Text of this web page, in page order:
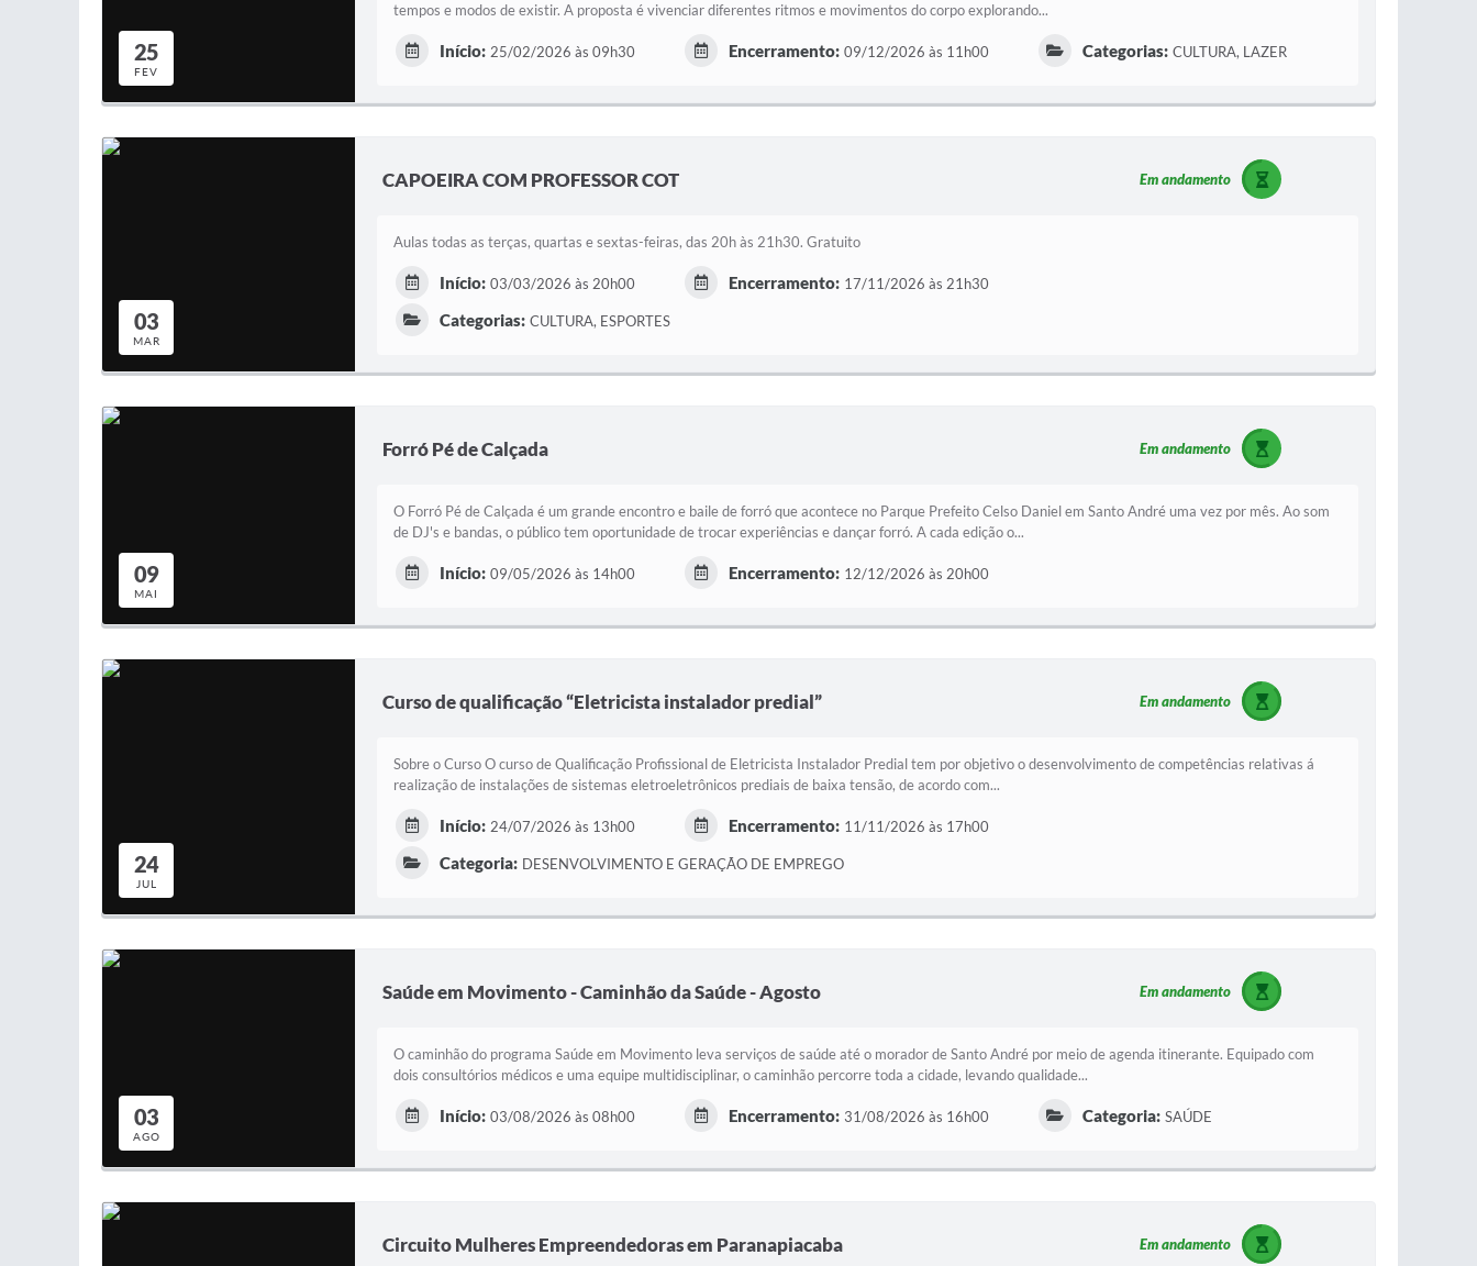
25
FEV
tempos e modos de existir. A proposta é vivenciar diferentes ritmos e movimentos do corpo explorando...
Início: 25/02/2026 às 09h30 Encerramento: 09/12/2026 às 11h00 Categorias: CULTURA, LAZER
03
MAR
CAPOEIRA COM PROFESSOR COT Em andamento
Aulas todas as terças, quartas e sextas-feiras, das 20h às 21h30. Gratuito
Início: 03/03/2026 às 20h00 Encerramento: 17/11/2026 às 21h30
Categorias: CULTURA, ESPORTES
09
MAI
Forró Pé de Calçada Em andamento
O Forró Pé de Calçada é um grande encontro e baile de forró que acontece no Parque Prefeito Celso Daniel em Santo André uma vez por mês. Ao som
de DJ's e bandas, o público tem oportunidade de trocar experiências e dançar forró. A cada edição o...
Início: 09/05/2026 às 14h00 Encerramento: 12/12/2026 às 20h00
24
JUL
Curso de qualificação “Eletricista instalador predial” Em andamento
Sobre o Curso O curso de Qualificação Profissional de Eletricista Instalador Predial tem por objetivo o desenvolvimento de competências relativas á
realização de instalações de sistemas eletroeletrônicos prediais de baixa tensão, de acordo com...
Início: 24/07/2026 às 13h00 Encerramento: 11/11/2026 às 17h00
Categoria: DESENVOLVIMENTO E GERAÇÃO DE EMPREGO
03
AGO
Saúde em Movimento - Caminhão da Saúde - Agosto Em andamento
O caminhão do programa Saúde em Movimento leva serviços de saúde até o morador de Santo André por meio de agenda itinerante. Equipado com
dois consultórios médicos e uma equipe multidisciplinar, o caminhão percorre toda a cidade, levando qualidade...
Início: 03/08/2026 às 08h00 Encerramento: 31/08/2026 às 16h00 Categoria: SAÚDE
Circuito Mulheres Empreendedoras em Paranapiacaba Em andamento